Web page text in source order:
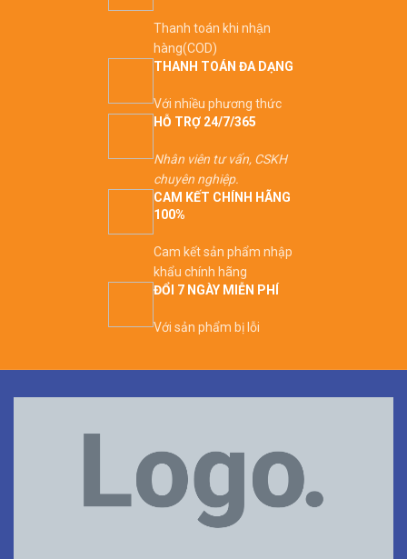
Thanh toán khi nhận
hàng(COD)
THANH TOÁN ĐA DẠNG
Với nhiều phương thức
HỖ TRỢ 24/7/365
Nhân viên tư vấn, CSKH
chuyên nghiệp.
CAM KẾT CHÍNH HÃNG
100%
Cam kết sản phẩm nhập
khẩu chính hãng
ĐỔI 7 NGÀY MIỄN PHÍ
Với sản phẩm bị lỗi